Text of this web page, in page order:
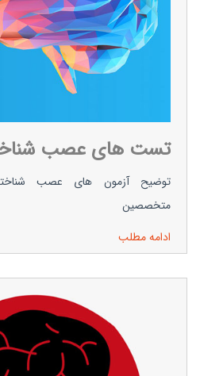
تست های عصب
توضیح آزمون های عصب
متخصصین
ادامه مطلب